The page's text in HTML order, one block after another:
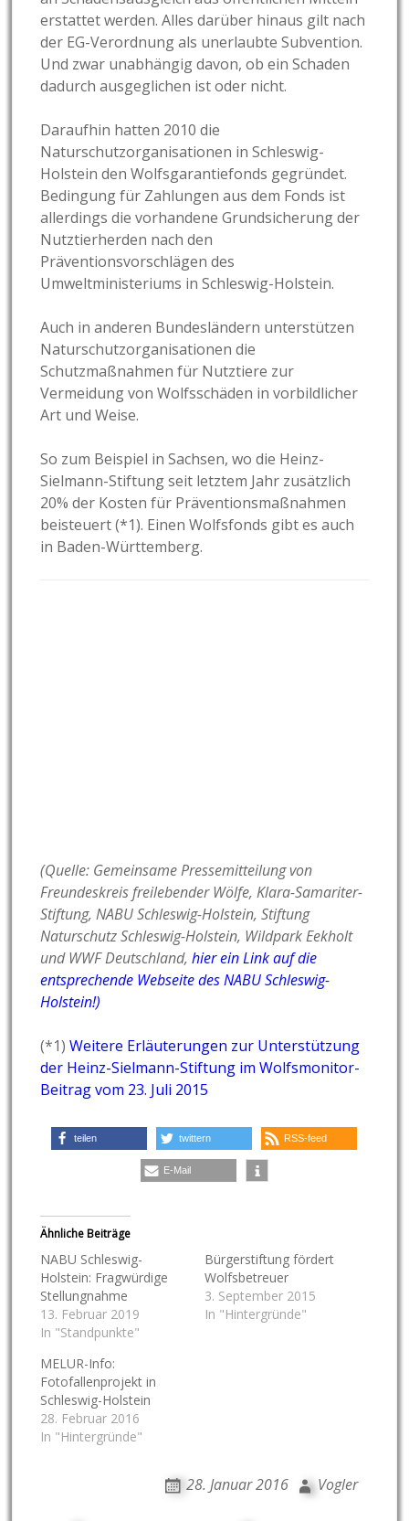
erstattet werden. Alles darüber hinaus gilt nach
der EG-Verordnung als unerlaubte Subvention.
Und zwar unabhängig davon, ob ein Schaden
dadurch ausgeglichen ist oder nicht.
Daraufhin hatten 2010 die
Naturschutzorganisationen in Schleswig-
Holstein den Wolfsgarantiefonds gegründet.
Bedingung für Zahlungen aus dem Fonds ist
allerdings die vorhandene Grundsicherung der
Nutztierherden nach den
Präventionsvorschlägen des
Umweltministeriums in Schleswig-Holstein.
Auch in anderen Bundesländern unterstützen
Naturschutzorganisationen die
Schutzmaßnahmen für Nutztiere zur
Vermeidung von Wolfsschäden in vorbildlicher
Art und Weise.
So zum Beispiel in Sachsen, wo die Heinz-
Sielmann-Stiftung seit letztem Jahr zusätzlich
20% der Kosten für Präventionsmaßnahmen
beisteuert (*1). Einen Wolfsfonds gibt es auch
in Baden-Württemberg.
(Quelle: Gemeinsame Pressemitteilung von
Freundeskreis freilebender Wölfe, Klara-Samariter-
Stiftung, NABU Schleswig-Holstein, Stiftung
Naturschutz Schleswig-Holstein, Wildpark Eekholt
und WWF Deutschland,hier ein Link auf die
entsprechende Webseite des NABU Schleswig-
Holstein!)
(*1)Weitere Erläuterungen zur Unterstützung
der Heinz-Sielmann-Stiftung im Wolfsmonitor-
Beitrag vom 23. Juli 2015
teilen twittern RSS-feed
E-Mail
Ähnliche Beiträge
NABU Schleswig-
Holstein: Fragwürdige
Stellungnahme
13. Februar 2019
In "Standpunkte"
Bürgerstiftung fördert
Wolfsbetreuer
3. September 2015
In "Hintergründe"
MELUR-Info:
Fotofallenprojekt in
Schleswig-Holstein
28. Februar 2016
In "Hintergründe"
28. Januar 2016 Vogler